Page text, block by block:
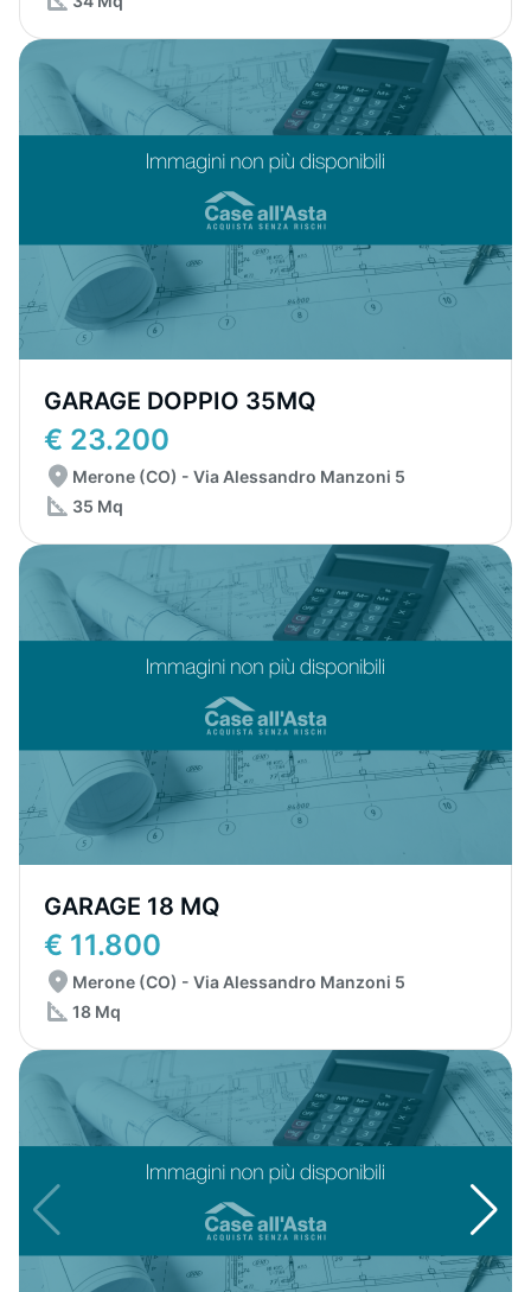
GARAGE DOPPIO 35MQ
€ 23.200
Merone (CO) - Via Alessandro Manzoni 5
35 Mq
GARAGE 18 MQ
€ 11.800
Merone (CO) - Via Alessandro Manzoni 5
18 Mq